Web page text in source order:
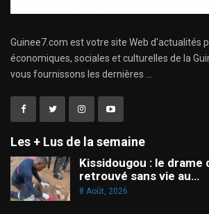
Guinee7.com est votre site Web d'actualités
économiques, sociales et culturelles de la
vous fournissons les dernières ...
Les + Lus de la semaine
Kissidougou : le drame
retrouvé sans vie au…
8 Août, 2026